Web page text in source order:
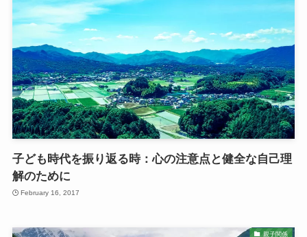
子ども時代を振り返る時：心の注意点と健全な自己理
解のために
February 16, 2017
親子関係